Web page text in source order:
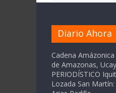
Diario Ahora
Cadena
de Amazonas,
PERIODÍSTICO
Lozada San